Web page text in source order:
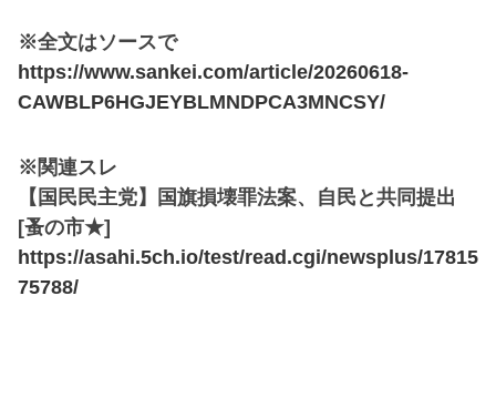
※全文はソースで
https://www.sankei.com/article/20260618-
CAWBLP6HGJEYBLMNDPCA3MNCSY/
※関連スレ
【国民民主党】国旗損壊罪法案、自民と共同提出
[蚤の市★]
https://asahi.5ch.io/test/read.cgi/newsplus/17815
75788/